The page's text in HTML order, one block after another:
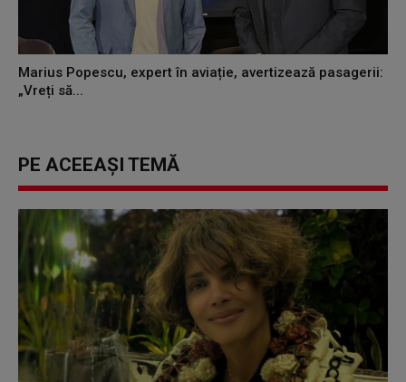
Marius Popescu, expert în aviație, avertizează pasagerii:
„Vreți să...
PE ACEEAȘI TEMĂ